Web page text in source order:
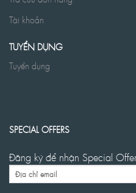
Tài khoản
TUYỂN DỤNG
Tuyển dụng
SPECIAL OFFERS
Đăng ký để nhận Special